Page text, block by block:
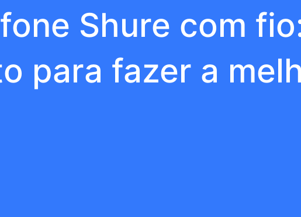
Shure com
para fazer a